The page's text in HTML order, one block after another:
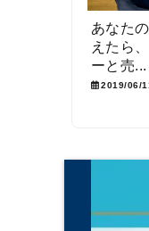
あなた
えたら
ーと売...
2019/06/